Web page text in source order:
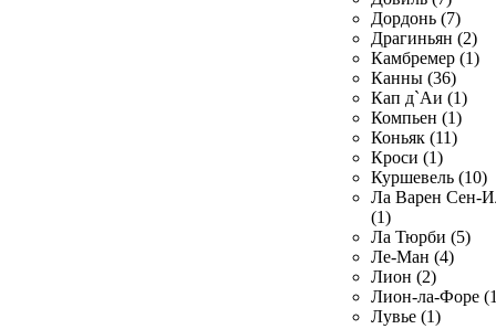
Дордонь (7)
Драгиньян (2)
Камбремер (1)
Канны (36)
Кап д`Аи (1)
Компьен (1)
Коньяк (11)
Кроси (1)
Куршевель (10)
Ла Варен Сен-
(1)
Ла Тюрби (5)
Ле-Ман (4)
Лион (2)
Лион-ла-Форе
Лувье (1)